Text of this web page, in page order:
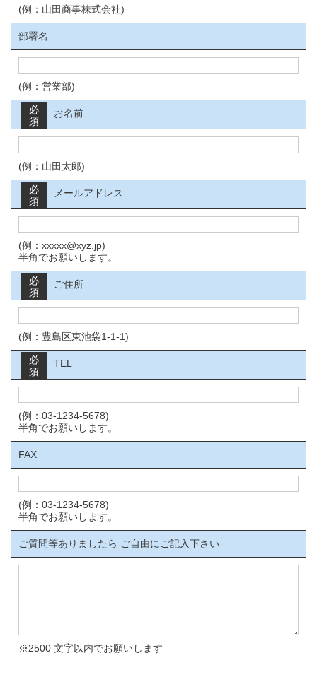
(例：山田商事株式会社)
部署名
(例：営業部)
お名前
必
須
(例：山田太郎)
メールアドレス
必
須
(例：xxxxx@xyz.jp)
半角でお願いします。
ご住所
必
須
(例：豊島区東池袋1-1-1)
TEL
必
須
(例：03-1234-5678)
半角でお願いします。
FAX
(例：03-1234-5678)
半角でお願いします。
ご質問等ありましたら ご自由にご記入下さい
※2500 文字以内でお願いします